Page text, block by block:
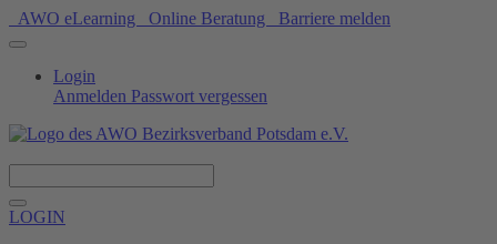
AWO eLearning Online Beratung Barriere melden
Login
Anmelden Passwort vergessen
LOGIN